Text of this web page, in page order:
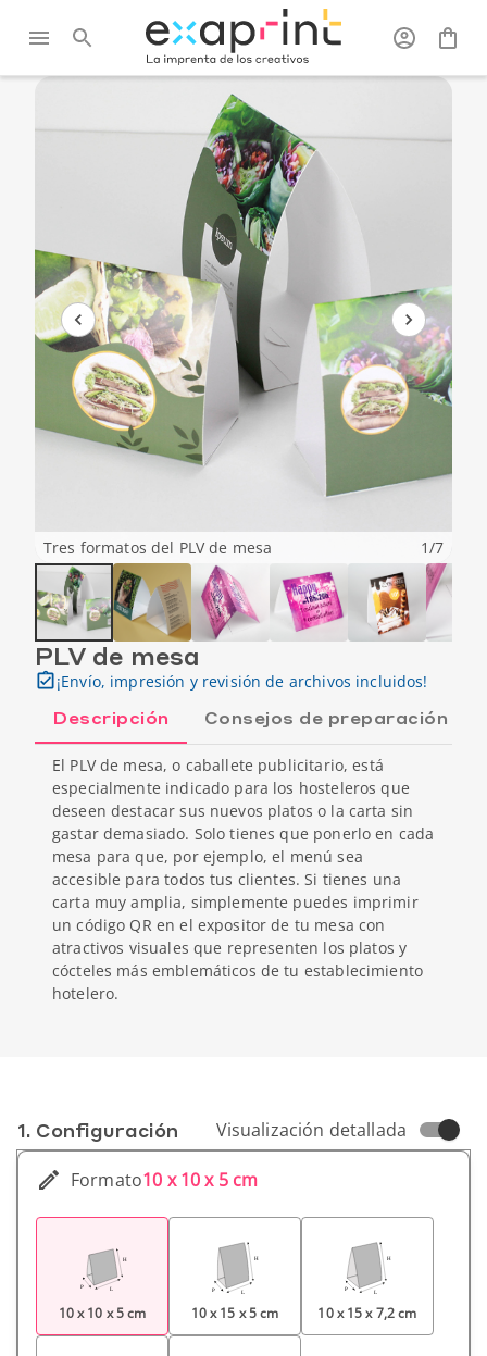
roll-up y PLV
/Expositores y PLV
de mostradores
Tres formatos del PLV de mesa 1/7
PLV de mesa
¡Envío, impresión y revisión de archivos incluidos!
Descripción Consejos de preparación
El PLV de mesa, o caballete publicitario, está
especialmente indicado para los hosteleros que
deseen destacar sus nuevos platos o la carta sin
gastar demasiado. Solo tienes que ponerlo en cada
mesa para que, por ejemplo, el menú sea
accesible para todos tus clientes. Si tienes una
carta muy amplia, simplemente puedes imprimir
un código QR en el expositor de tu mesa con
atractivos visuales que representen los platos y
cócteles más emblemáticos de tu establecimiento
hotelero.
1. Conf­iguración Visualización detallada
Formato10 x 10 x 5 cm
10 x 10 x 5 cm 10 x 15 x 5 cm 10 x 15 x 7,2 cm